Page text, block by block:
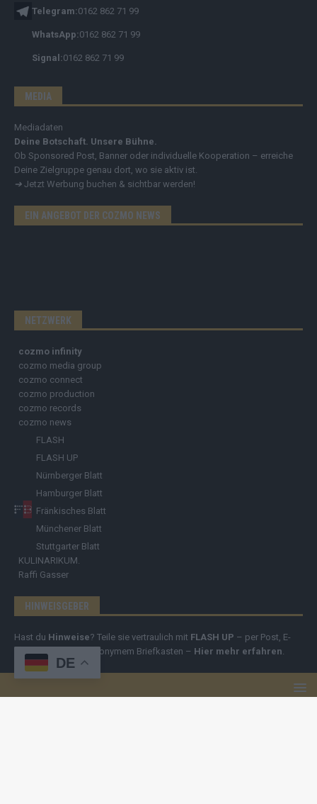
Telegram:0162 862 71 99
WhatsApp:0162 862 71 99
Signal:0162 862 71 99
MEDIA
Mediadaten
Deine Botschaft. Unsere Bühne.
Ob Sponsored Post, Banner oder individuelle Kooperation – erreiche
Deine Zielgruppe genau dort, wo sie aktiv ist.
➔ Jetzt Werbung buchen & sichtbar werden!
EIN ANGEBOT DER COZMO NEWS
NETZWERK
cozmo infinity
cozmo media group
cozmo connect
cozmo production
cozmo records
cozmo news
FLASH
FLASH UP
Nürnberger Blatt
Hamburger Blatt
Fränkisches Blatt
Münchener Blatt
Stuttgarter Blatt
KULINARIKUM.
Raffi Gasser
HINWEISGEBER
Hast du Hinweise? Teile sie vertraulich mit FLASH UP – per Post, E-
Mail, Telefon oder anonymem Briefkasten – Hier mehr erfahren.
DE